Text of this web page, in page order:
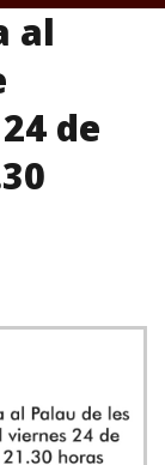
al
de